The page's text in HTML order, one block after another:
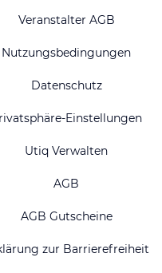
Veranstalter AGB
Nutzungsbedingungen
Datenschutz
Einstellungen
Utiq Verwalten
AGB
AGB Gutscheine
zur Barrierefreiheit